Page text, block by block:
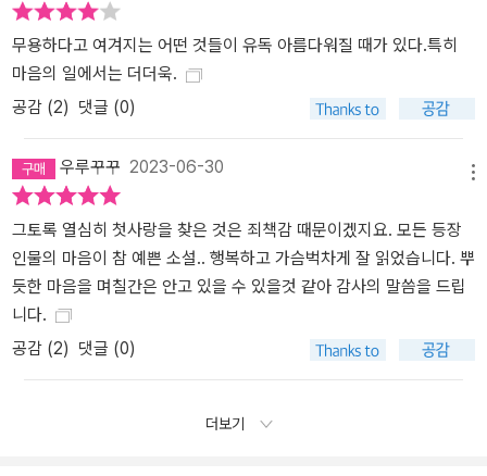
으로 전환된다. 허구의 세계로부터 창출된 실재하는 힘. 이것이야말
로 소설이 우리에게 줄 수 있는 최고의 응원이 아닐까.
무용하다고 여겨지는 어떤 것들이 유독 아름다워질 때가 있다.특히
마음의 일에서는 더더욱.
공감 (2) 댓글 (0)
우루꾸꾸 2023-06-30
그토록 열심히 첫사랑을 찾은 것은 죄책감 때문이겠지요. 모든 등장
인물의 마음이 참 예쁜 소설.. 행복하고 가슴벅차게 잘 읽었습니다. 뿌
듯한 마음을 며칠간은 안고 있을 수 있을것 같아 감사의 말씀을 드립
니다.
공감 (2) 댓글 (0)
더보기